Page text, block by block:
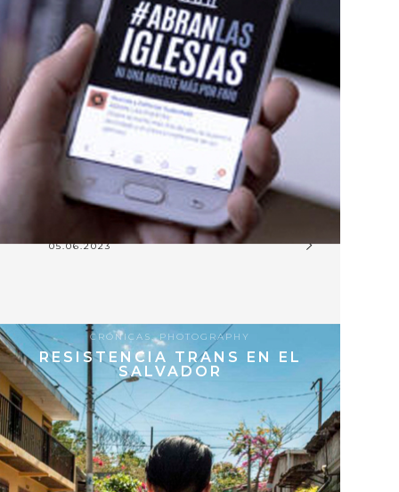
05.06.2023
9
CRÓNICAS,PHOTOGRAPHY
RESISTENCIA TRANS EN EL
SALVADOR